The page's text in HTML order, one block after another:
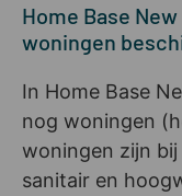
Home Base
woningen
In Home Base
nog woningen
woningen zijn
sanitair en